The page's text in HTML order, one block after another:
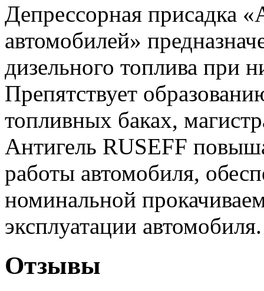
Депрессорная присадка
автомобилей»
дизельного топлива при
Препятствует
топливных баках,
Антигель RUSEFF
работы автомобиля,
номинальной
эксплуатации автомобиля.
Отзывы